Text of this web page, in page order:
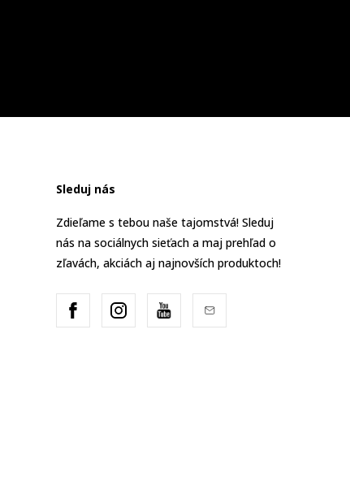
Sleduj nás
Zdieľame s tebou naše tajomstvá! Sleduj
nás na sociálnych sieťach a maj prehľad o
zľavách, akciách aj najnovších produktoch!